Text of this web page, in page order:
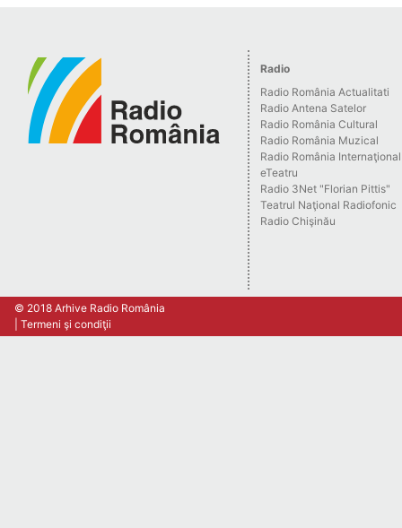
Radio
Radio România Actualitati
Radio Antena Satelor
Radio România Cultural
Radio România Muzical
Radio România Internaţional
eTeatru
Radio 3Net "Florian Pittis"
Teatrul Naţional Radiofonic
Radio Chişinău
© 2018 Arhive Radio România
Termeni şi condiţii